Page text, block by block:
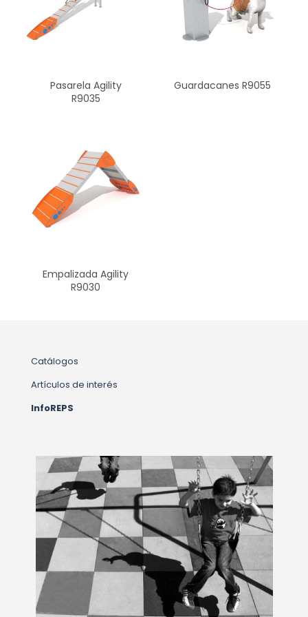
Pasarela Agility
R9035
Guardacanes R9055
Empalizada Agility
R9030
Catálogos
Artículos de interés
InfoREPS